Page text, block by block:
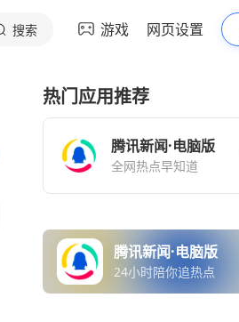
搜索 游戏 网页设置
热门应用推荐
腾讯新闻·电脑版
全网热点早知道
腾讯新闻·电脑版
24小时陪你追热点